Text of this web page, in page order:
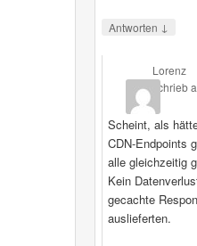
Antworten ↓
Lorenz
schrieb
Scheint, als
CDN‑Endpoints
alle gleichzeitig
Kein
gecachte
auslieferten.